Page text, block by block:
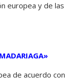
europea y de las
de acuerdo con